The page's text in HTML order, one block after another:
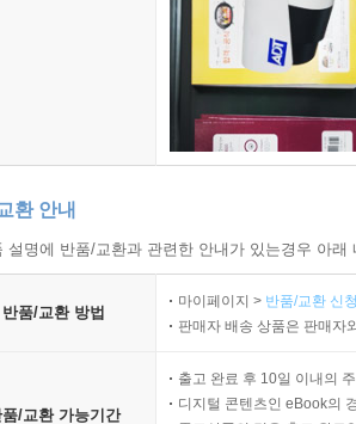
환 안내
설명에 반품/교환과 관련한 안내가 있는경우 아
반품/교환 방법
마이페이지 > 반품/교환 신
판매자 배송 상품은 판매자
품/교환 가능기간
출고 완료 후 10일 이내의
디지털 콘텐츠인 eBook의